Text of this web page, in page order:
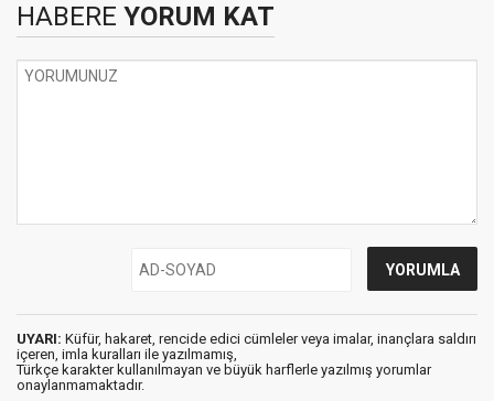
HABERE YORUM KAT
UYARI: Küfür, hakaret, rencide edici cümleler veya imalar, inançlara saldırı
içeren, imla kuralları ile yazılmamış,
Türkçe karakter kullanılmayan ve büyük harflerle yazılmış yorumlar
onaylanmamaktadır.